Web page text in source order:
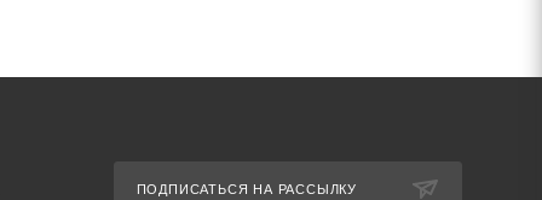
ПОДПИСАТЬСЯ НА РАССЫЛКУ